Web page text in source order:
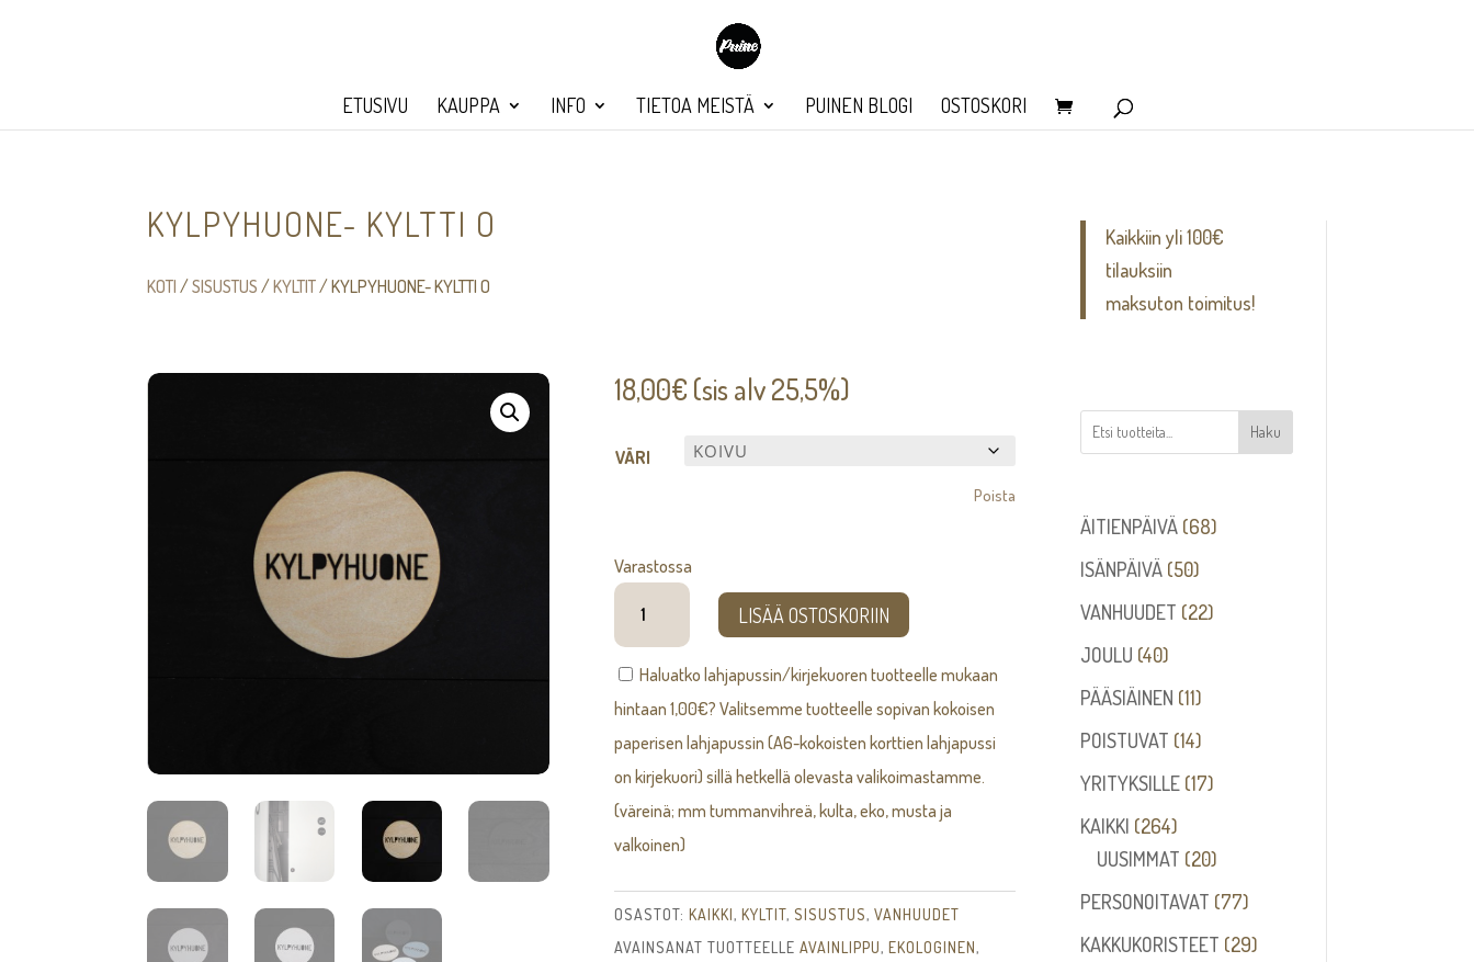
ETUSIVU KAUPPA INFO TIETOA MEISTÄ PUINEN BLOGI OSTOSKORI
KYLPYHUONE- KYLTTI O
KOTI /SISUSTUS /KYLTIT/ KYLPYHUONE- KYLTTI O
18,00€ (sis alv 25,5%)
VÄRI
Poista
Varastossa
KYLPYHUONE-
O
määrä
LISÄÄ OSTOSKORIIN
Haluatko lahjapussin/kirjekuoren tuotteelle mukaan
hintaan 1,00€? Valitsemme tuotteelle sopivan kokoisen
paperisen lahjapussin (A6-kokoisten korttien lahjapussi
on kirjekuori) sillä hetkellä olevasta valikoimastamme.
(väreinä; mm tummanvihreä, kulta, eko, musta ja
valkoinen)
OSASTOT: KAIKKI, KYLTIT, SISUSTUS, VANHUUDET
AVAINSANAT TUOTTEELLE AVAINLIPPU, EKOLOGINEN,
Kaikkiin yli 100€
tilauksiin
maksuton toimitus!
Haku
ÄITIENPÄIVÄ 6868
ISÄNPÄIVÄ 5050
tuotetta
VANHUUDET 2222
JOULU 4040
tuotetta
PÄÄSIÄINEN 1111
tuotetta
POISTUVAT 1414
tuotetta
YRITYKSILLE 1717
KAIKKI 264264
tuotetta
UUSIMMAT 2020
tuotetta
PERSONOITAVAT 7777
tuotetta
KAKKUKORISTEET 2929